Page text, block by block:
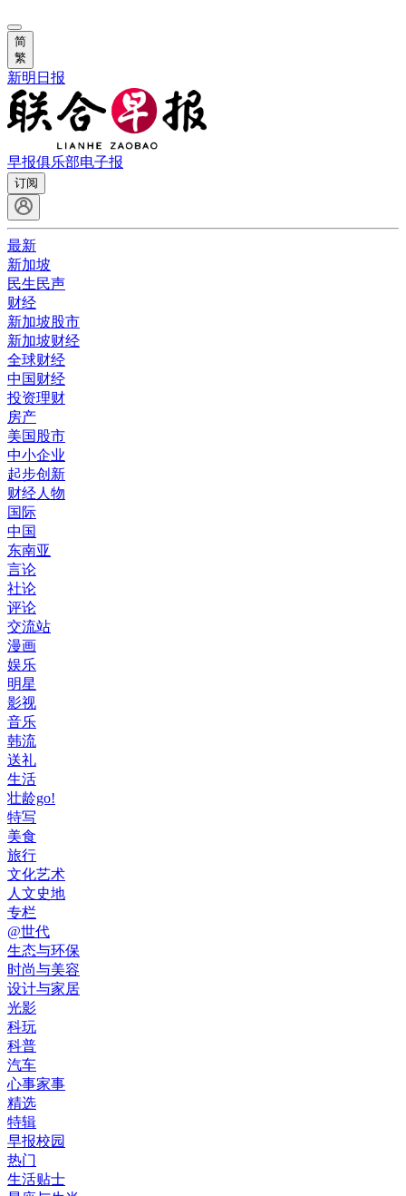
简
繁
新明日报
早报俱乐部电子报
订阅
最新
新加坡
民生民声
财经
新加坡股市
新加坡财经
全球财经
中国财经
投资理财
房产
美国股市
中小企业
起步创新
财经人物
国际
中国
东南亚
言论
社论
评论
交流站
漫画
娱乐
明星
影视
音乐
韩流
送礼
生活
壮龄go!
特写
美食
旅行
文化艺术
人文史地
专栏
@世代
生态与环保
时尚与美容
设计与家居
光影
科玩
科普
汽车
心事家事
精选
特辑
早报校园
热门
生活贴士